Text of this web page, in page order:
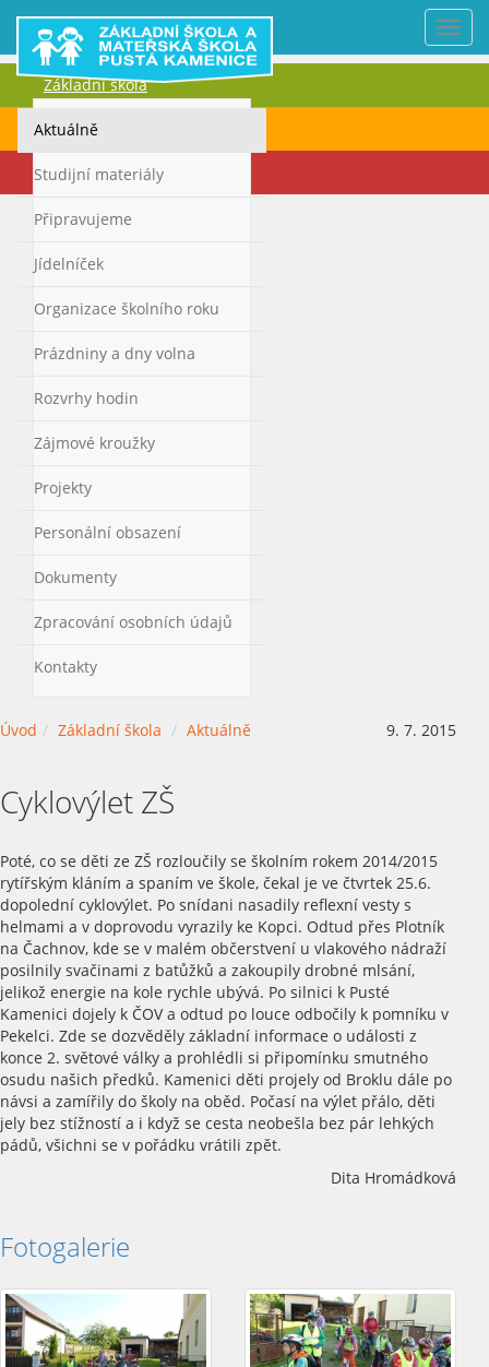
Základní škola
Mateřská škola
Kontakty
Aktuálně
Studijní materiály
Připravujeme
Jídelníček
Organizace školního roku
Prázdniny a dny volna
Rozvrhy hodin
Zájmové kroužky
Projekty
Personální obsazení
Dokumenty
Zpracování osobních údajů
Kontakty
Úvod Základní škola Aktuálně 9. 7. 2015
Cyklovýlet ZŠ
Poté, co se děti ze ZŠ rozloučily se školním rokem 2014/2015
rytířským kláním a spaním ve škole, čekal je ve čtvrtek 25.6.
dopolední cyklovýlet. Po snídani nasadily reflexní vesty s
helmami a v doprovodu vyrazily ke Kopci. Odtud přes Plotník
na Čachnov, kde se v malém občerstvení u vlakového nádraží
posilnily svačinami z batůžků a zakoupily drobné mlsání,
jelikož energie na kole rychle ubývá. Po silnici k Pusté
Kamenici dojely k ČOV a odtud po louce odbočily k pomníku v
Pekelci. Zde se dozvěděly základní informace o události z
konce 2. světové války a prohlédli si připomínku smutného
osudu našich předků. Kamenici děti projely od Broklu dále po
návsi a zamířily do školy na oběd. Počasí na výlet přálo, děti
jely bez stížností a i když se cesta neobešla bez pár lehkých
pádů, všichni se v pořádku vrátili zpět.
Dita Hromádková
Fotogalerie